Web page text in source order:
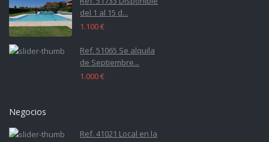
del 1 al 15 d...
1.100 €
Ref. 51065 Se alquila
de Septiembre...
1.000 €
Negocios
Ref. 41021 Local en la